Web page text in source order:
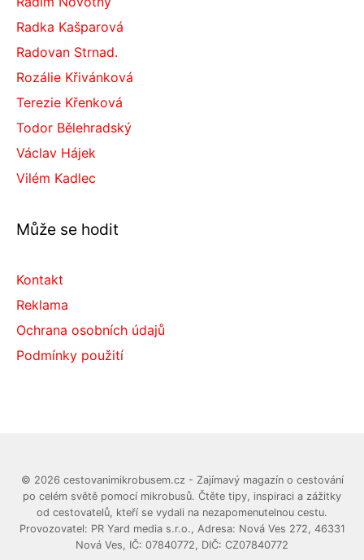
Radka Kašparová
Radovan Strnad.
Rozálie Křivánková
Terezie Křenková
Todor Bělehradský
Václav Hájek
Vilém Kadlec
Může se hodit
Kontakt
Reklama
Ochrana osobních údajů
Podmínky použití
© 2026 cestovanimikrobusem.cz - Zajímavý magazín o cestování
po celém světě pomocí mikrobusů. Čtěte tipy, inspiraci a zážitky
od cestovatelů, kteří se vydali na nezapomenutelnou cestu.
Provozovatel: PR Yard media s.r.o., Adresa: Nová Ves 272, 46331
Nová Ves, IČ: 07840772, DIČ: CZ07840772